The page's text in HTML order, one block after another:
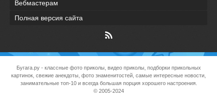
Вебмастерам
Полная версия сайта
Бугага.ру- классные фото приколы, видео приколы, подборки прикольных
картинок, свежие анекдоты, фото знаменитостей, самые интересные новости,
занимательные топ-10 и всегда большая порция хорошего настроения.
© 2005-2024